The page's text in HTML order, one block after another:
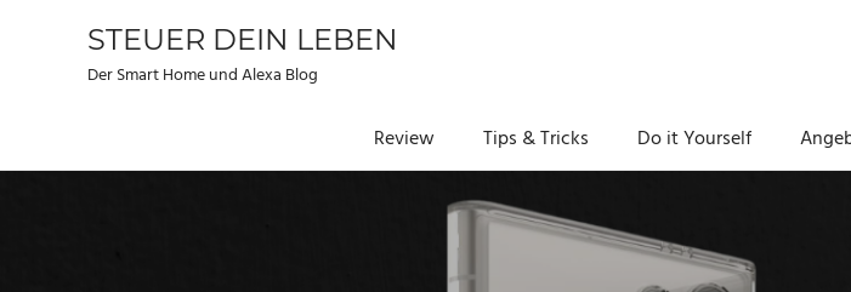
Zum
STEUER DEIN LEBEN
Der Smart Home und Alexa Blog
Review Tips & Tricks Do it Yourself